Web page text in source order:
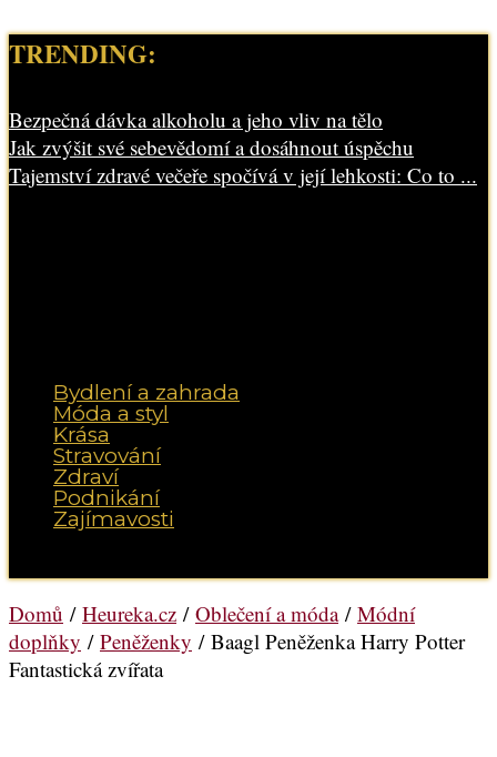
TRENDING:
Bezpečná dávka alkoholu a jeho vliv na tělo
Jak zvýšit své sebevědomí a dosáhnout úspěchu
Tajemství zdravé večeře spočívá v její lehkosti: Co to ...
Bydlení a zahrada
Móda a styl
Krása
Stravování
Zdraví
Podnikání
Zajímavosti
Domů / Heureka.cz / Oblečení a móda/ Módní
doplňky / Peněženky / Baagl Peněženka Harry Potter
Fantastická zvířata